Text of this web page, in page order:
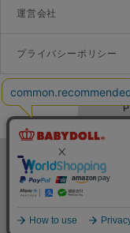
運営会社
プライバシーポリシー
©Disney ©Disney/Pixar ©Disney.